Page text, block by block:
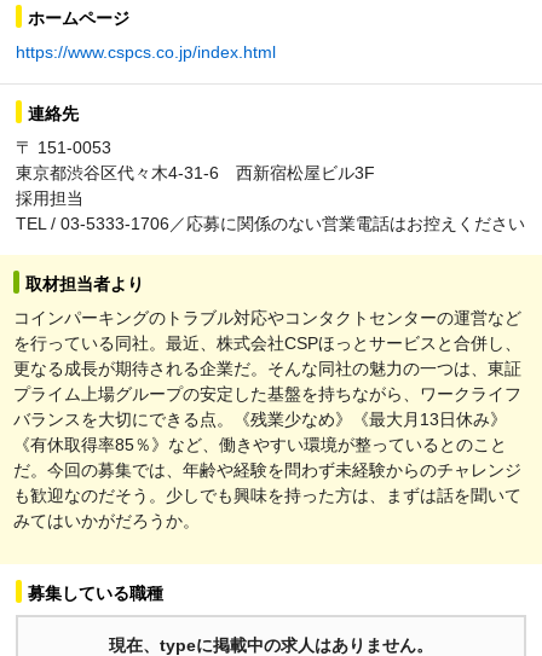
ホームページ
https://www.cspcs.co.jp/index.html
連絡先
〒 151-0053
東京都渋谷区代々木4-31-6 西新宿松屋ビル3F
採用担当
TEL / 03-5333-1706／応募に関係のない営業電話はお控えください
取材担当者より
コインパーキングのトラブル対応やコンタクトセンターの運営など
を行っている同社。最近、株式会社CSPほっとサービスと合併し、
更なる成長が期待される企業だ。そんな同社の魅力の一つは、東証
プライム上場グループの安定した基盤を持ちながら、ワークライフ
バランスを大切にできる点。《残業少なめ》《最大月13日休み》
《有休取得率85％》など、働きやすい環境が整っているとのこと
だ。今回の募集では、年齢や経験を問わず未経験からのチャレンジ
も歓迎なのだそう。少しでも興味を持った方は、まずは話を聞いて
みてはいかがだろうか。
募集している職種
現在、typeに掲載中の求人はありません。